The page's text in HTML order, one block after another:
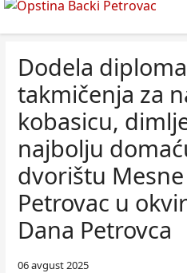
Dodela
takmičenja za
kobasicu,
najbolju
dvorištu
Petrovac u
Dana Petrovca
06 avgust 2025